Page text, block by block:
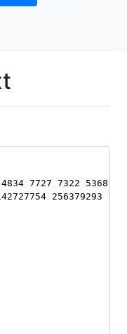
7727 7322 5368
256379293